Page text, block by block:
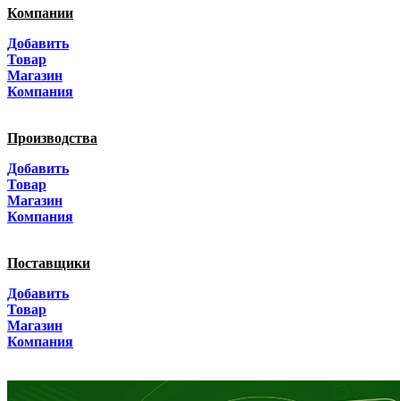
Волгоградская область
Компании
Добавить
Товар
Магазин
Компания
Производства
Добавить
Товар
Магазин
Компания
Поставщики
Добавить
Товар
Магазин
Компания